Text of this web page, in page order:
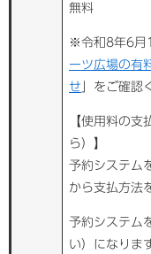
無料
※令和8年6月
ーツ広場の有
せ 」をご確認
【使用料の
ら）】
予約システム
から支払方法
予約システム
い）になりま